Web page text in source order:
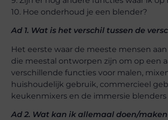
10. Hoe onderhoud je een blender?
Ad 1. Wat is het verschil tussen de
Het eerste waar de meeste mensen
die meestal ontworpen zijn om op een
verschillende functies voor malen,
huishoudelijk gebruik, commercieel
keukenmixers en de immersie blenders
Ad 2. Wat kan ik allemaal doen/